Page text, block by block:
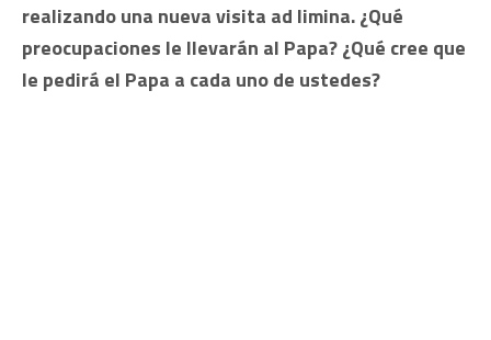
realizando una nueva visita ad limina. ¿Qué
preocupaciones le llevarán al Papa? ¿Qué cree que
le pedirá el Papa a cada uno de ustedes?